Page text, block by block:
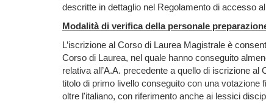
descritte in dettaglio nel Regolamento di accesso
Modalità di verifica della personale
L’iscrizione al Corso di Laurea Magistrale è
Corso di Laurea, nel quale hanno conseguito
relativa all’A.A. precedente a quello di iscrizione
titolo di primo livello conseguito con una votazione
oltre l'italiano, con riferimento anche ai lessici